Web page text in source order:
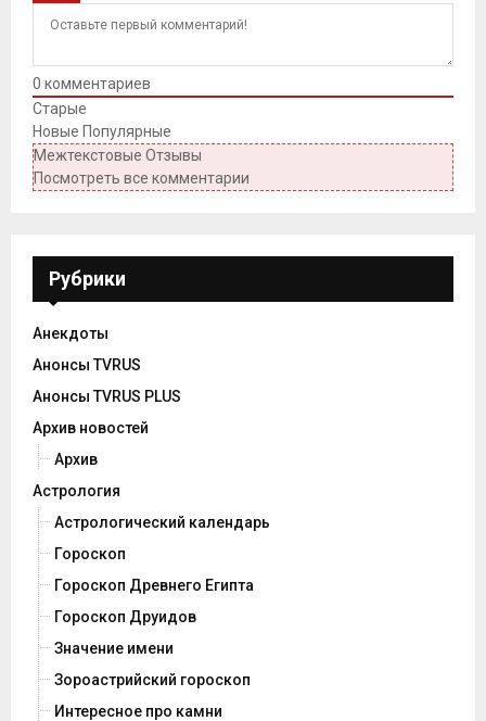
0 комментариев
Старые
Новые Популярные
Межтекстовые Отзывы
Посмотреть все комментарии
Рубрики
Анекдоты
Анонсы TVRUS
Анонсы TVRUS PLUS
Архив новостей
Архив
Астрология
Астрологический календарь
Гороскоп
Гороскоп Древнего Египта
Гороскоп Друидов
Значение имени
Зороастрийский гороскоп
Интересное про камни